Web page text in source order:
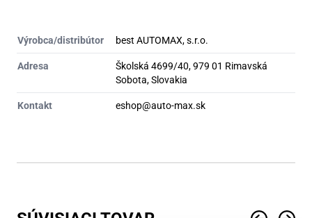
Výrobca/distribútor best AUTOMAX, s.r.o.
Adresa
Školská 4699/40, 979 01 Rimavská
Sobota, Slovakia
Kontakt eshop@auto-max.sk